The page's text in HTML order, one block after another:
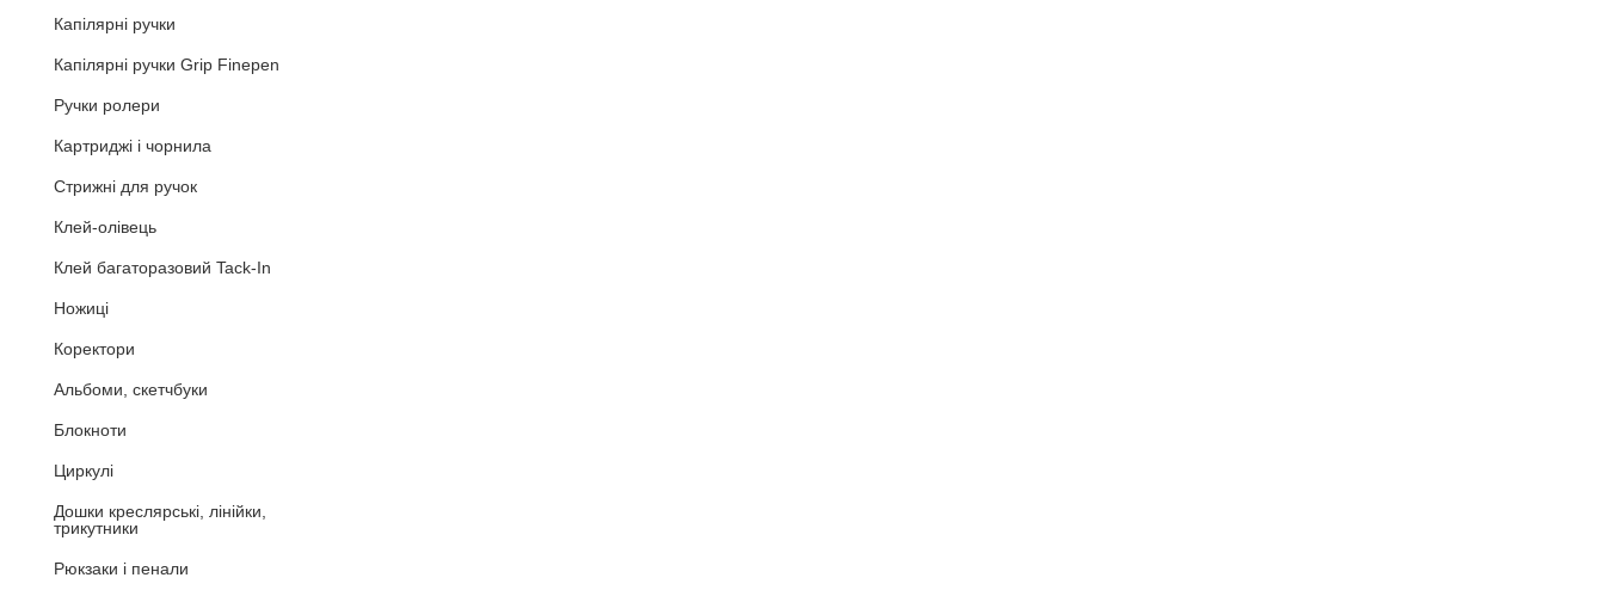
Капілярні ручки
Капілярні ручки Grip Finepen
Ручки ролери
Картриджі і чорнила
Стрижні для ручок
Клей-олівець
Клей багаторазовий Tack-In
Ножиці
Коректори
Альбоми, скетчбуки
Блокноти
Циркулі
Дошки креслярські, лінійки,
трикутники
Рюкзаки і пенали